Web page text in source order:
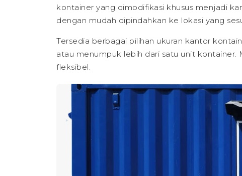
kontainer yang dimodifikasi khusus menjadi
dengan mudah dipindahkan ke lokasi yang
Tersedia berbagai pilihan ukuran kantor
atau menumpuk lebih dari satu unit kontainer.
fleksibel.